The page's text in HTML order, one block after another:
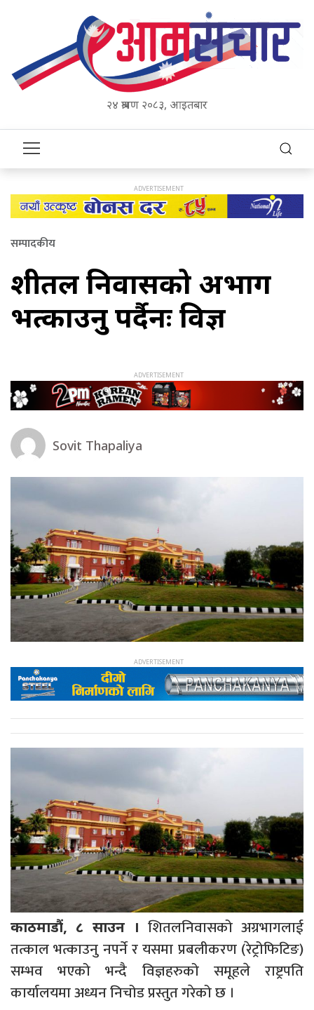
२४ श्रावण २०८३, आइतबार
सम्पादकीय
शीतल निवासको अग्रभाग
भत्काउनु पर्दैनः विज्ञ
Sovit Thapaliya
काठमाडौं, ८ साउन । शितलनिवासको अग्रभागलाई
तत्काल भत्काउनु नपर्ने र यसमा प्रबलीकरण (रेट्रोफिटिङ)
सम्भव भएको भन्दै विज्ञहरुको समूहले राष्ट्रपति
कार्यालयमा अध्यन निचोड प्रस्तुत गरेको छ ।